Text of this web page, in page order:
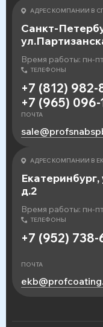
АДРЕС КОМПАНИИ В
Санкт-
Время работы: пн-
ТЕЛЕФОНЫ
+7 (812) 982-
+7 (965) 096-
ПОЧТА
АДРЕС КОМПАНИИ В
д.2
Время работы: пн-
ТЕЛЕФОНЫ
+7 (952) 738-
ПОЧТА